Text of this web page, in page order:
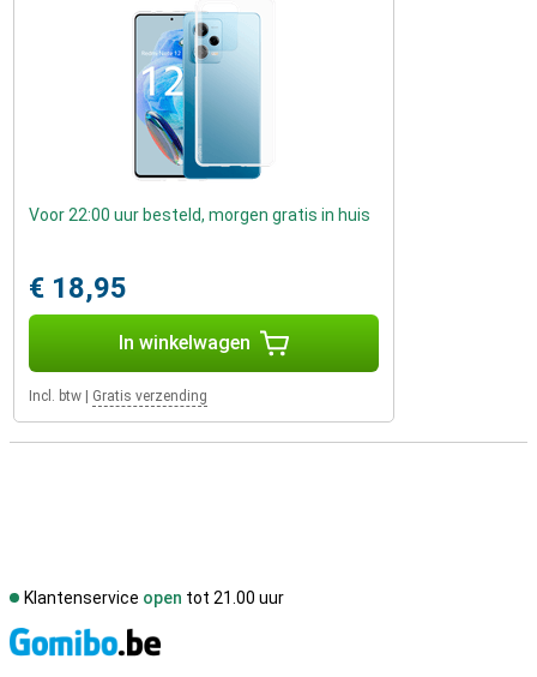
Voor 22:00 uur besteld, morgen gratis in huis
€ 18,95
In winkelwagen
Incl. btw Gratis verzending
Klantenservice open tot 21.00 uur